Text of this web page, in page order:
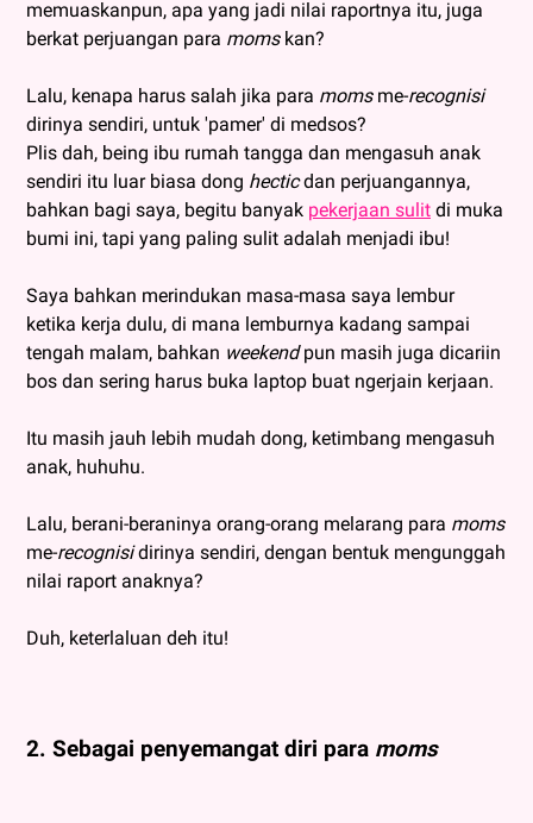
memuaskanpun, apa yang jadi nilai raportnya itu, juga
berkat perjuangan para momskan?
Lalu, kenapa harus salah jika para moms me-recognisi
dirinya sendiri, untuk 'pamer' di medsos?
Plis dah, being ibu rumah tangga dan mengasuh anak
sendiri itu luar biasa dong hecticdan perjuangannya,
bahkan bagi saya, begitu banyak pekerjaan sulit di muka
bumi ini, tapi yang paling sulit adalah menjadi ibu!
Saya bahkan merindukan masa-masa saya lembur
ketika kerja dulu, di mana lemburnya kadang sampai
tengah malam, bahkan weekendpun masih juga dicariin
bos dan sering harus buka laptop buat ngerjain kerjaan.
Itu masih jauh lebih mudah dong, ketimbang mengasuh
anak, huhuhu.
Lalu, berani-beraninya orang-orang melarang para moms
me-recognisidirinya sendiri, dengan bentuk mengunggah
nilai raport anaknya?
Duh, keterlaluan deh itu!
2. Sebagai penyemangat diri para moms